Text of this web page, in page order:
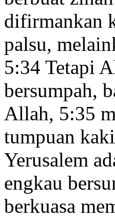
difirmankan
palsu,
5:34 Tetapi
bersumpah,
Allah, 5:35
tumpuan
Yerusalem
engkau
berkuasa